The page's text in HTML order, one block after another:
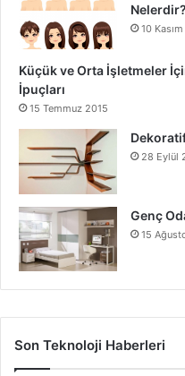
Nelerdir?
10
Küçük ve Orta İşletmeler
İpuçları
15 Temmuz 2015
28 Eylül
Genç
15
Son Teknoloji Haberleri